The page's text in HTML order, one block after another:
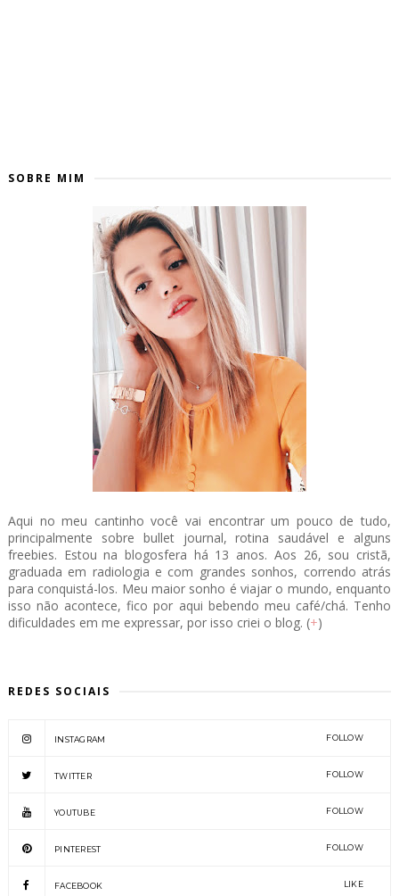
SOBRE MIM
Aqui no meu cantinho você vai encontrar um pouco de tudo,
principalmente sobre bullet journal, rotina saudável e alguns
freebies. Estou na blogosfera há 13 anos. Aos 26, sou cristã,
graduada em radiologia e com grandes sonhos, correndo atrás
para conquistá-los. Meu maior sonho é viajar o mundo, enquanto
isso não acontece, fico por aqui bebendo meu café/chá. Tenho
dificuldades em me expressar, por isso criei o blog. (+)
REDES SOCIAIS
INSTAGRAM FOLLOW
TWITTER FOLLOW
YOUTUBE FOLLOW
PINTEREST FOLLOW
FACEBOOK LIKE